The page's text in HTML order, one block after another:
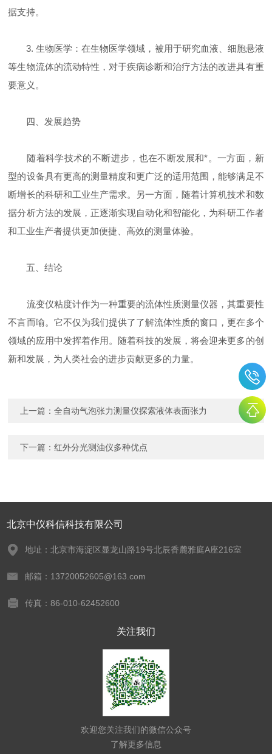
据支持。
3. 生物医学：在生物医学领域，被用于研究血液、细胞悬液
等生物流体的流动特性，对于疾病诊断和治疗方法的改进具有重
要意义。
四、发展趋势
随着科学技术的不断进步，也在不断发展和*。一方面，新
型的设备具有更高的测量精度和更广泛的适用范围，能够满足不
断增长的科研和工业生产需求。另一方面，随着计算机技术和数
据分析方法的发展，正逐渐实现自动化和智能化，为科研工作者
和工业生产者提供更加便捷、高效的测量体验。
五、结论
流变仪粘度计作为一种重要的流体性质测量仪器，其重要性
不言而喻。它不仅为我们提供了了解流体性质的窗口，更在多个
领域的应用中发挥着作用。随着科技的发展，将会迎来更多的创
新和发展，为人类社会的进步贡献更多的力量。
上一篇：全自动气泡张力测量仪探索液体表面张力
下一篇：红外分光测油仪多种优点
北京中仪科信科技有限公司
地址：北京市海淀区显龙山路19号北辰香麓雅庭A座216室
邮箱：13720052605@163.com
传真：86-010-62452600
关注我们
欢迎您关注我们的微信公众号
了解更多信息